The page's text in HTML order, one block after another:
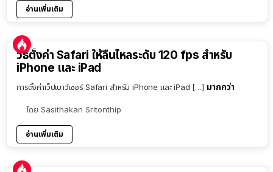
อ่านเพิ่มเติม
วิธีตั้งค่า Safari ให้ลื่นไหลระดับ 120 fps สำหรับ
iPhone และ iPad
การตั้งค่าเว็ปเบาว์เซอร์ Safari สำหรับ iPhone และ iPad […] มากกว่า
โดย Sasithakan Sritonthip
อ่านเพิ่มเติม